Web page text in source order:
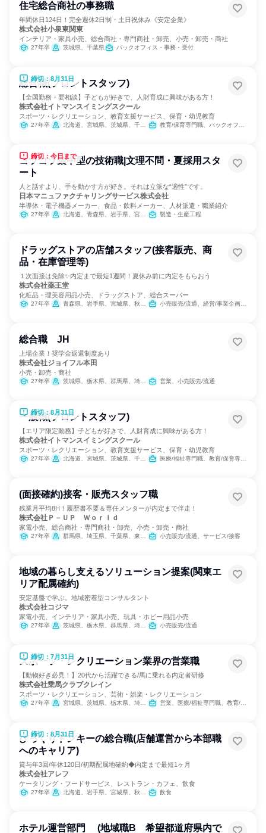
住宅総合商社の事務職
年間休日124日！完全週休2日制・土日祝休み《安定企業》
株式会社小泉東関東
インテリア・家具小売、総合商社・専門商社・卸売、小売・卸売・商社
27年卒 茨城県、千葉県 バックオフィス・事務・受付
締切：8月31日
総合職(フロントスタッフ)
【全国勤務・要相談】子どもが好きで、人財育成に興味がある方！
株式会社イトマンスイミングスクール
スポーツ・レクリエーション、教育支援サービス、保育・幼児教育
27年卒 北海道、宮城県、茨城県、千葉県、東京都、神奈川県、静岡県、愛知県、三重県、京都府、大阪府、兵庫県、奈良県、福岡県 教育/保育専門職、バックオフィス・事務・受付
締切：今日まで
コツコツ集中型の技術職|文理不問・夏採用スタ
ート
人と話すより、手を動かす方が好き。それは立派な“適性”です。
日本マニュファクチャリングサービス株式会社
半導体・電子機器メーカー、食品・飲料メーカー、人材派遣・職業紹介
27年卒 北海道、青森県、岩手県、宮城県、秋田県、山形県、福島県、茨城県、栃木県、群馬県、埼玉県、千葉県、東京都、神奈川県、新潟県、富山県、石川県、福井県、山梨県、長野県、岐阜県、静岡県、愛知県、三重県、滋賀県、京都府、大阪府、兵庫県、奈良県、和歌山県、鳥取県、島根県、岡山県、広島県、山口県、徳島県、香川県、愛媛県、高知県、福岡県、佐賀県、長崎県、熊本県、大分県、宮崎県、鹿児島県、沖縄県 製造・生産工程
ドラッグストアの店舗スタッフ(接客販売、商
品・在庫管理等)
１次面接は免除✨内定まで最短1週間！夏休み前に内定をもらおう
株式会社薬王堂
化粧品・理美容用品小売、ドラッグストア、総合スーパー
27年卒 青森県、岩手県、宮城県、秋田県、山形県、福島県、茨城県、栃木県 小売販売/流通、経営/事業企画、医薬品専門職
総合職 JH
上場企業！奨学金返還制度あり
株式会社ジョイフル本田
小売・卸売・商社
27年卒 茨城県、栃木県、群馬県、埼玉県、千葉県、東京都 営業、小売販売/流通
締切：8月31日
一般職(フロントスタッフ)
【エリア限定勤務】子どもが好きで、人財育成に興味がある方！
株式会社イトマンスイミングスクール
スポーツ・レクリエーション、教育支援サービス、保育・幼児教育
27年卒 北海道、宮城県、茨城県、千葉県、東京都、神奈川県、静岡県、愛知県、三重県、京都府、大阪府、兵庫県、奈良県、福岡県 医療/福祉専門職、教育/保育専門職
(面接確約)接客・販売スタッフ職
残業月平均8H！履歴書不要＆専任メンターが内定まで伴走！
株式会社Ｐ－ＵＰ Ｗｏｒｌｄ
家電小売、総合商社・専門商社・卸売、小売・卸売・商社
27年卒 群馬県、埼玉県、千葉県、東京都、神奈川県、新潟県、長野県、愛知県、三重県、大阪府、兵庫県、福岡県、鹿児島県 小売販売/流通、サービス/接客
地域の暮らし支えるソリューション提案(関東エ
リア配属確約)
安定基盤で学ぶ。地域密着型コンサルタント
株式会社コジマ
家電小売、インテリア・家具小売、玩具・ホビー用品小売
27年卒 茨城県、栃木県、群馬県、埼玉県、千葉県、東京都、神奈川県 小売販売/流通
締切：7月31日
スポーツ・レクリエーション業界の営業職
【動物好き必見！】20代から活躍できる/馬に乗れる内定者研修
株式会社乗馬クラブクレイン
スポーツ・レクリエーション、芸術・娯楽・レクリエーション
27年卒 宮城県、茨城県、栃木県、埼玉県、千葉県、東京都、神奈川県、石川県、岐阜県、三重県、大阪府、兵庫県、奈良県、岡山県、広島県、山口県、福岡県、大分県 営業、医療/福祉専門職、教育/保育専門職、小売販売/流通
締切：8月31日
びっくりドンキーの総合職(店舗運営から本部職
へのキャリア)
賞与年3回/年休120日/初期配属地確約◆内定まで最短1ヶ月
株式会社アレフ
ケータリング・フードサービス、レストラン・カフェ、飲食
27年卒 北海道、岩手県、宮城県、秋田県、山形県、福島県、茨城県、群馬県、埼玉県、千葉県、東京都、神奈川県、山梨県、岐阜県、静岡県、愛知県、大阪府、兵庫県、福岡県、佐賀県、熊本県、大分県、宮崎県、鹿児島県、沖縄県 飲食
ホテル運営部門 (地域職B 希望都道府県内で